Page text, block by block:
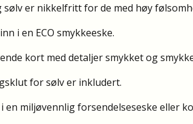
sølv er nikkelfritt for de med høy
i en ECO smykkeeske.
kort med detaljer smykket og
for sølv er inkludert.
i en miljøvennlig forsendelseseske eller